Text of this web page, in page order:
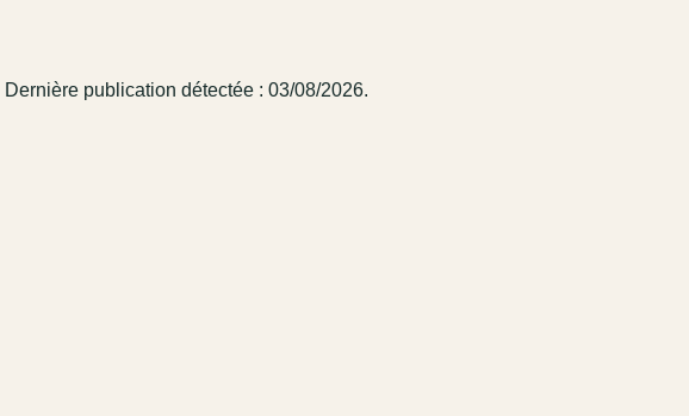
Dernière publication détectée : 03/08/2026.